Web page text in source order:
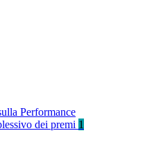
Performance
dei premi 1